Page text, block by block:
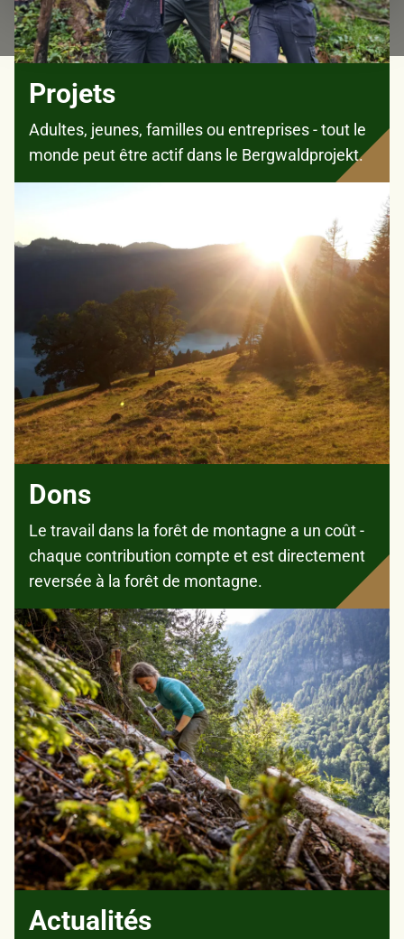
haben oder die sie im Rahmen Ihrer Nutzung der Dienste
gesammelt haben.
Projets
Adultes, jeunes, familles ou entreprises - tout le
monde peut être actif dans le Bergwaldprojekt.
Dons
Le travail dans la forêt de montagne a un coût -
chaque contribution compte et est directement
reversée à la forêt de montagne.
Actualités